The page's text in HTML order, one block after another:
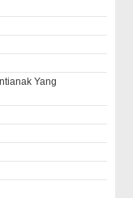
Yang